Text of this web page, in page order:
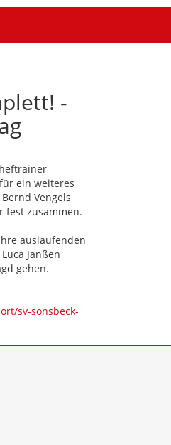
-
ein weiteres
Vengels
fest zusammen.
auslaufenden
Janßen
gehen.
sv-sonsbeck-